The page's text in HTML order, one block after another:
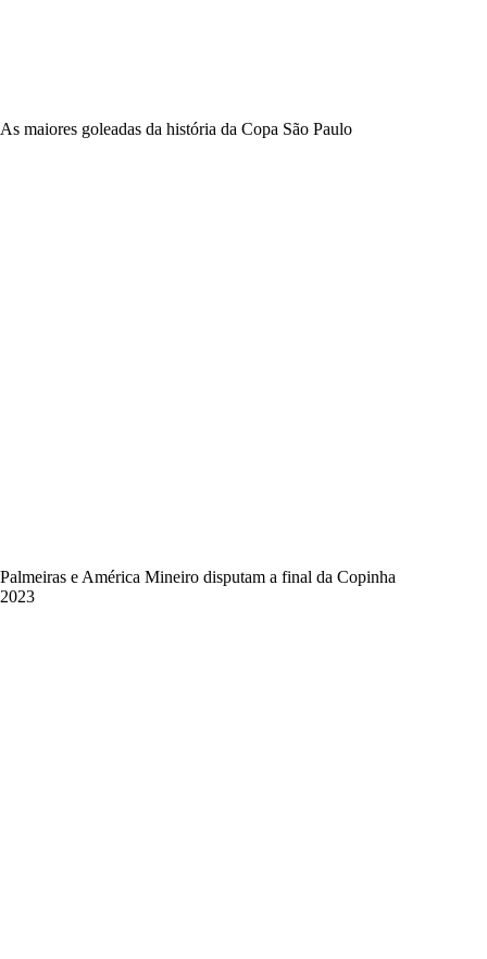
As maiores goleadas da história da Copa São Paulo
Palmeiras e América Mineiro disputam a final da Copinha
2023